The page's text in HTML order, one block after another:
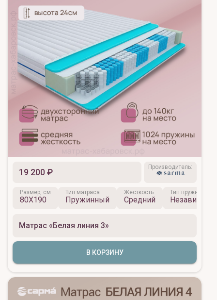
19 200 ₽
Производитель:
Размер, см
80X190
Тип матраса
Пружинный
Жесткость
Средний
Тип пружинного
Матрас «Белая линия 3»
В КОРЗИНУ